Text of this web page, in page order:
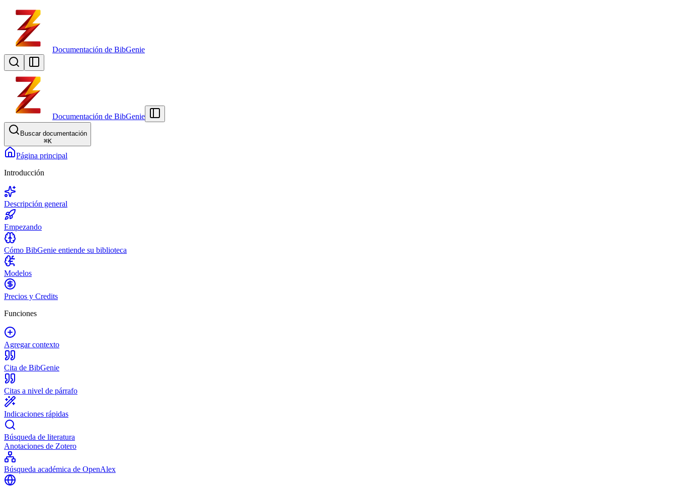
Documentación de BibGenie
Documentación de BibGenie
Buscar documentación
⌘K
Página principal
Introducción
Descripción general
Empezando
Cómo BibGenie entiende su biblioteca
Modelos
Precios y Credits
Funciones
Agregar contexto
Cita de BibGenie
Citas a nivel de párrafo
Indicaciones rápidas
Búsqueda de literatura
Anotaciones de Zotero
Búsqueda académica de OpenAlex